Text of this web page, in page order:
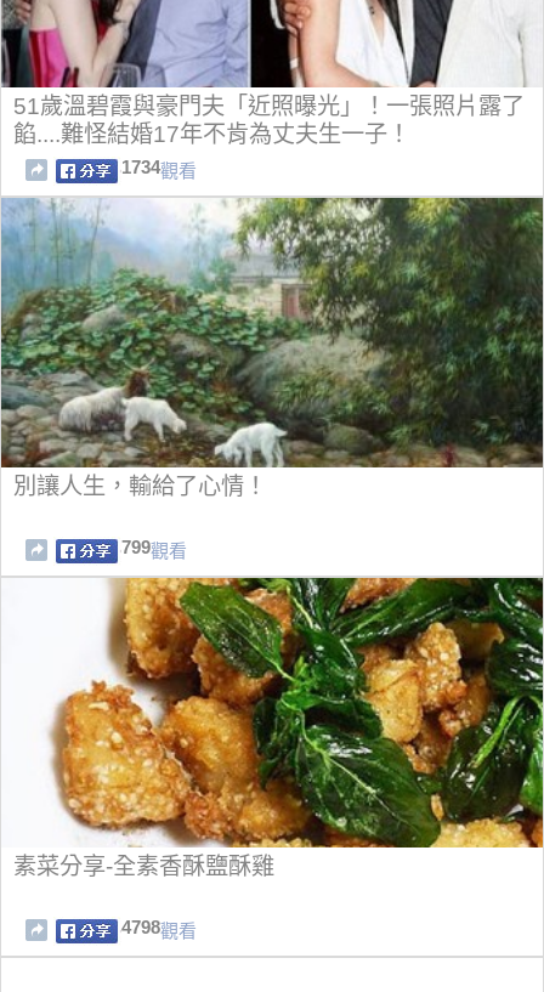
51歲溫碧霞與豪門夫「近照曝光」！一張照片露了
餡....難怪結婚17年不肯為丈夫生一子！
1734觀看
別讓人生，輸給了心情！
799觀看
素菜分享-全素香酥鹽酥雞
4798觀看